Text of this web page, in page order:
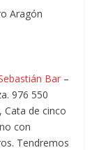
Aragón
Bar –
976 550
, Cata de cinco
con
Tendremos